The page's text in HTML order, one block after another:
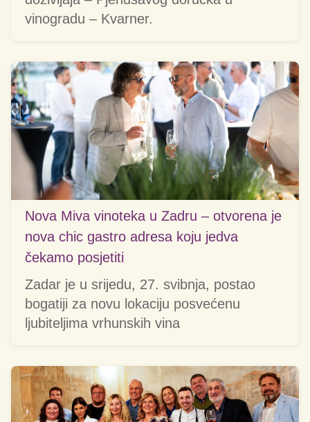
vinogradu – Kvarner.
Nova Miva vinoteka u Zadru – otvorena je
nova chic gastro adresa koju jedva
čekamo posjetiti
Zadar je u srijedu, 27. svibnja, postao
bogatiji za novu lokaciju posvećenu
ljubiteljima vrhunskih vina